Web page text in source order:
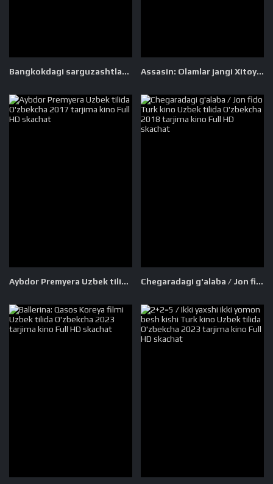
Bangkokdagi sarguzashtlar / Bangkokdagi sayohat Uzbek tilida O'zbekcha tarjima kino 2014 Full HD tas-ix skachat Assasin: Olamlar jangi Xitoy filmi Uzbek tilida O'zbekcha tarjima kino 2021 Full HD tas-ix skachat
Aybdor Premyera Uzbek tilida O'zbekcha 2017 tarjima kino Full HD skachat Chegaradagi g'alaba / Jon fido Turk kino Uzbek tilida O'zbekcha 2018 tarjima kino Full HD skachat